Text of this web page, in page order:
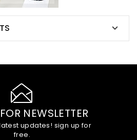

NEWSLETTER
updates! sign up for
free.